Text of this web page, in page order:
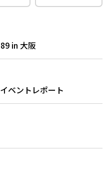
in 大阪
ベントレポート